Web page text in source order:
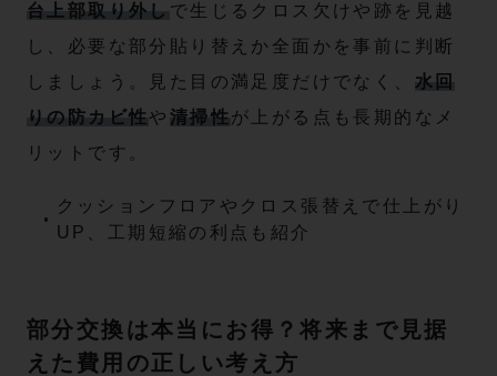
台上部取り外し で生じるクロス欠けや跡を見越
し、必要な部分貼り替えか全面かを事前に判断
しましょう。見た目の満足度だけでなく、 水回
りの防カビ性 や 清掃性 が上がる点も長期的なメ
リットです。
クッションフロアやクロス張替えで仕上がり
UP、工期短縮の利点も紹介
部分交換は本当にお得？将来まで見据
えた費用の正しい考え方